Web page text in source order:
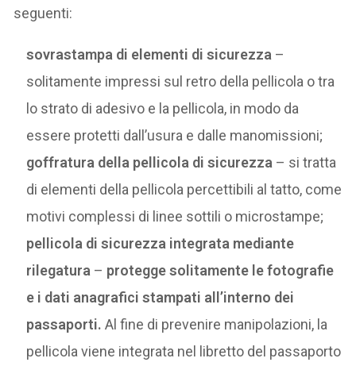
seguenti:
sovrastampa di elementi di sicurezza –
solitamente impressi sul retro della pellicola o tra
lo strato di adesivo e la pellicola, in modo da
essere protetti dall’usura e dalle manomissioni;
goffratura della pellicola di sicurezza – si tratta
di elementi della pellicola percettibili al tatto, come
motivi complessi di linee sottili o microstampe;
pellicola di sicurezza integrata mediante
rilegatura – protegge solitamente le fotografie
e i dati anagrafici stampati all’interno dei
passaporti. Al fine di prevenire manipolazioni, la
pellicola viene integrata nel libretto del passaporto